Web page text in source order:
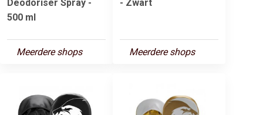
Deodoriser Spray -
500 ml
Meerdere shops
- Zwart
Meerdere shops